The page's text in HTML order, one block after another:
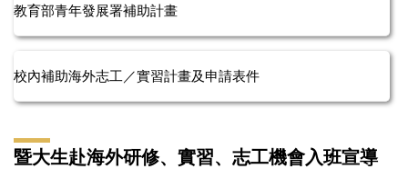
教育部青年發展署補助計畫
校內補助海外志工／實習計畫及申請表件
暨大生赴海外研修、實習、志工機會入班宣導